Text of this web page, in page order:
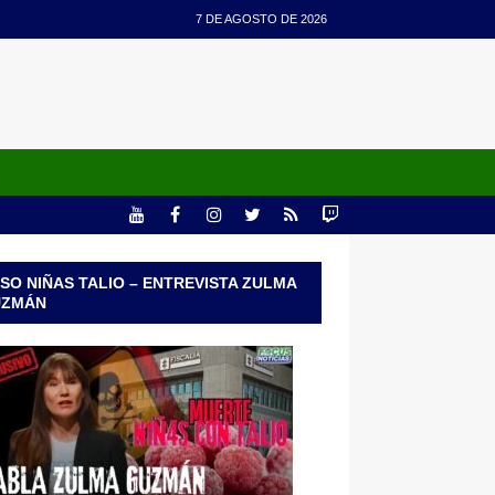
7 DE AGOSTO DE 2026
NIÑAS TALIO – ENTREVISTA ZULMA